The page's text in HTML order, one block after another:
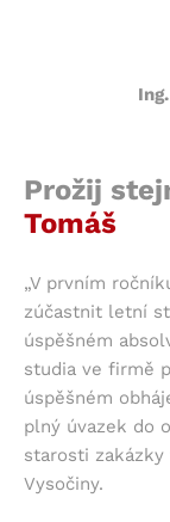
Prožij
Tomáš
„V prvním
zúčastnit letní
úspěšném
studia ve firmě
úspěšném
plný úvazek do
starosti
Vysočiny.